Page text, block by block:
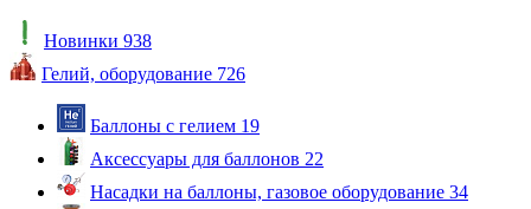
Новинки 938
Гелий, оборудование 726
Баллоны с гелием 19
Аксессуары для баллонов 22
Насадки на баллоны, газовое оборудование 34